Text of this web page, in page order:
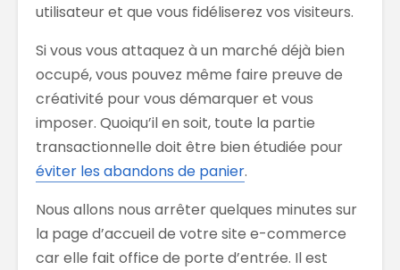
utilisateur et que vous fidéliserez vos visiteurs.
Si vous vous attaquez à un marché déjà bien
occupé, vous pouvez même faire preuve de
créativité pour vous démarquer et vous
imposer. Quoiqu’il en soit, toute la partie
transactionnelle doit être bien étudiée pour
éviter les abandons de panier.
Nous allons nous arrêter quelques minutes sur
la page d’accueil de votre site e-commerce
car elle fait office de porte d’entrée. Il est